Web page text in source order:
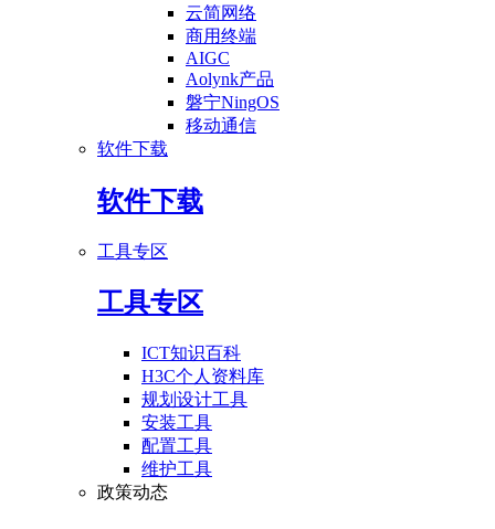
云简网络
商用终端
AIGC
Aolynk产品
磐宁NingOS
移动通信
软件下载
软件下载
工具专区
工具专区
ICT知识百科
H3C个人资料库
规划设计工具
安装工具
配置工具
维护工具
政策动态